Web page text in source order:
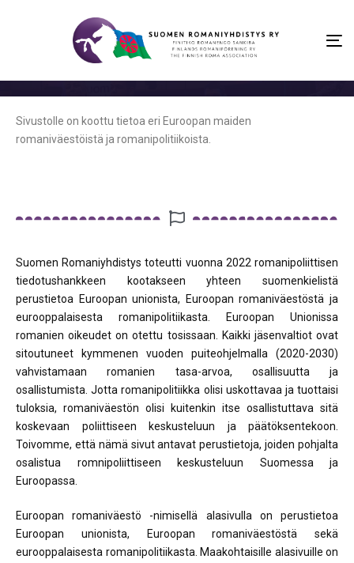
Sivustolle on koottu tietoa eri Euroopan maiden
romaniväestöistä ja romanipolitiikoista.
Suomen Romaniyhdistys toteutti vuonna 2022 romanipoliittisen
tiedotushankkeen kootakseen yhteen suomenkielistä
perustietoa Euroopan unionista, Euroopan romaniväestöstä ja
eurooppalaisesta romanipolitiikasta. Euroopan Unionissa
romanien oikeudet on otettu tosissaan. Kaikki jäsenvaltiot ovat
sitoutuneet kymmenen vuoden puiteohjelmalla (2020-2030)
vahvistamaan romanien tasa-arvoa, osallisuutta ja
osallistumista. Jotta romanipolitiikka olisi uskottavaa ja tuottaisi
tuloksia, romaniväestön olisi kuitenkin itse osallistuttava sitä
koskevaan poliittiseen keskusteluun ja päätöksentekoon.
Toivomme, että nämä sivut antavat perustietoja, joiden pohjalta
osalistua romnipoliittiseen keskusteluun Suomessa ja
Euroopassa.
Euroopan romaniväestö -nimisellä alasivulla on perustietoa
Euroopan unionista, Euroopan romaniväestöstä sekä
eurooppalaisesta romanipolitiikasta. Maakohtaisille alasivuille on